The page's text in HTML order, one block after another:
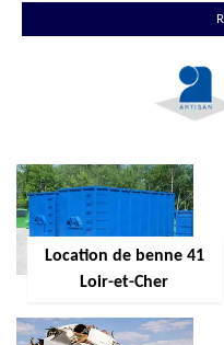
Location de benne 41
Loir-et-Cher